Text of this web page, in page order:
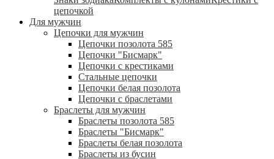
цепочкой
Для мужчин
Цепочки для мужчин
Цепочки позолота 585
Цепочки "Бисмарк"
Цепочки с крестиками
Стальные цепочки
Цепочки белая позолота
Цепочки с браслетами
Браслеты для мужчин
Браслеты позолота 585
Браслеты "Бисмарк"
Браслеты белая позолота
Браслеты из бусин